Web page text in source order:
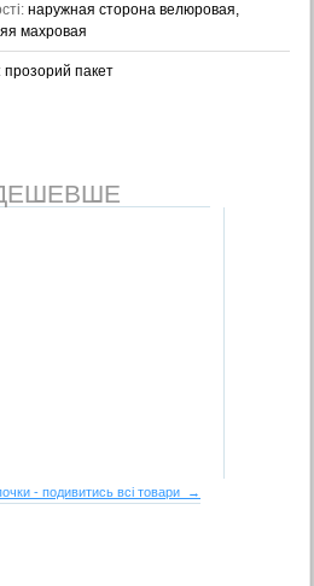
наружная сторона велюровая,
махровая
прозорий пакет
- подивитись всі товари →